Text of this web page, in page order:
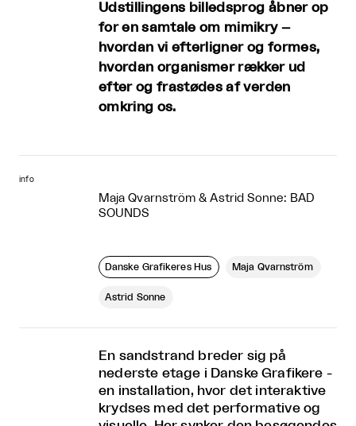
Udstillingens billedsprog åbner op
for en samtale om mimikry –
hvordan vi efterligner og formes,
hvordan organismer rækker ud
efter og frastødes af verden
omkring os.
info
Maja Qvarnström & Astrid Sonne: BAD
SOUNDS
Danske Grafikeres Hus Maja Qvarnström
Astrid Sonne
En sandstrand breder sig på
nederste etage i Danske Grafikere -
en installation, hvor det interaktive
krydses med det performative og